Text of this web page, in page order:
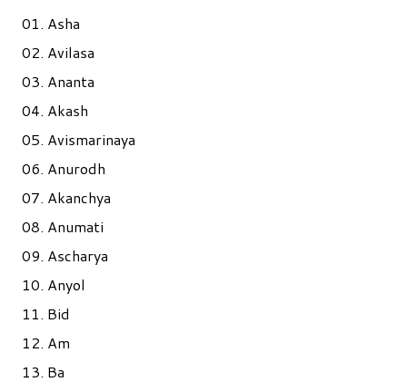
01. Asha
02. Avilasa
03. Ananta
04. Akash
05. Avismarinaya
06. Anurodh
07. Akanchya
08. Anumati
09. Ascharya
10. Anyol
11. Bid
12. Am
13. Ba